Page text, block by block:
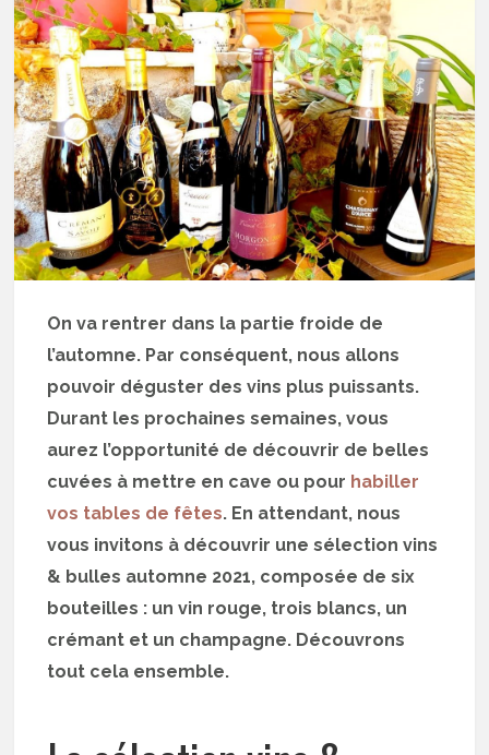
On va rentrer dans la partie froide de
l’automne. Par conséquent, nous allons
pouvoir déguster des vins plus puissants.
Durant les prochaines semaines, vous
aurez l’opportunité de découvrir de belles
cuvées à mettre en cave ou pour habiller
vos tables de fêtes. En attendant, nous
vous invitons à découvrir une sélection vins
& bulles automne 2021, composée de six
bouteilles : un vin rouge, trois blancs, un
crémant et un champagne. Découvrons
tout cela ensemble.